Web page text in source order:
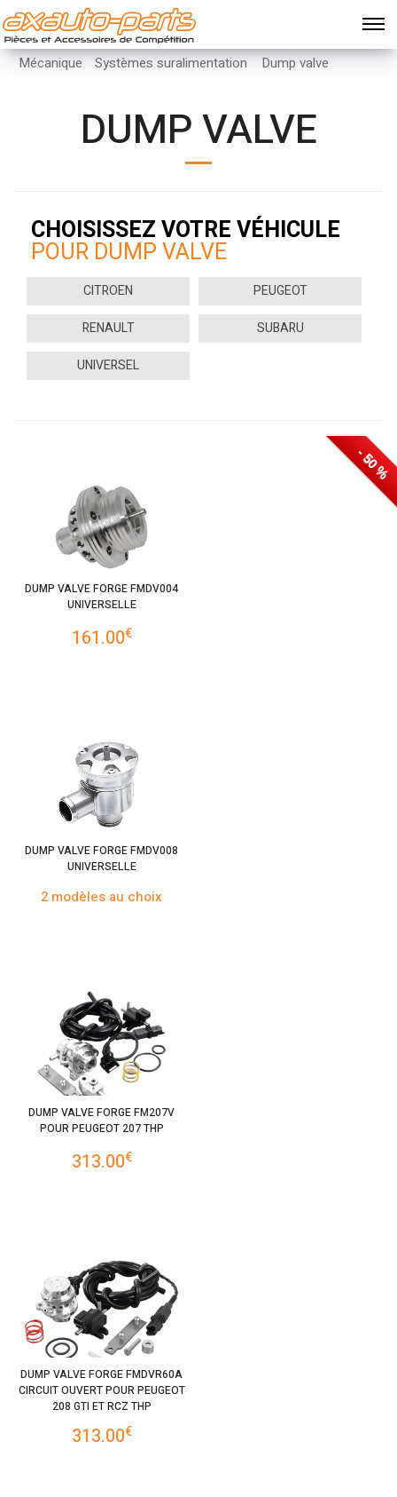
Mécanique Systèmes suralimentation Dump valve
DUMP VALVE
CHOISISSEZ VOTRE VÉHICULE
POUR DUMP VALVE
CITROEN
PEUGEOT
RENAULT
SUBARU
UNIVERSEL
DUMP VALVE FORGE FMDV004
UNIVERSELLE
161.00€
DUMP VALVE FORGE FMDV008
UNIVERSELLE
2 modèles au choix
DUMP VALVE FORGE FM207V
POUR PEUGEOT 207 THP
313.00€
DUMP VALVE FORGE FMDVR60A
CIRCUIT OUVERT POUR PEUGEOT
208 GTI ET RCZ THP
313.00€
- 50 %
- 50 %